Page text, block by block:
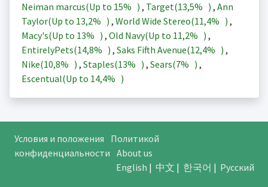
Neiman marcus(Up to 15% ) , Target(13,5% ) , Ann
Taylor(Up to 13,2% ) , World Wide Stereo(11,4% ) ,
Macy's(Up to 13% ) , Old Navy(Up to 11,2% ) ,
EntirelyPets(14,8% ) , Saks Fifth Avenue(12,4% ) ,
Nike(10,8% ) , Staples(13% ) , Sears(7% ) ,
Escentual(Up to 14,4% )
Условия и положения
Политикой
конфиденциальности About us
English | 中文 | 한국어 | Русский